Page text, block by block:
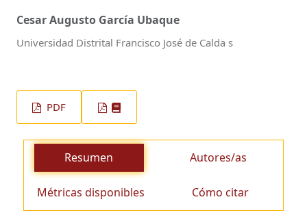
Cesar Augusto García Ubaque
Universidad Distrital Francisco José de Calda s
PDF
Resumen Autores/as
Métricas disponibles Cómo citar